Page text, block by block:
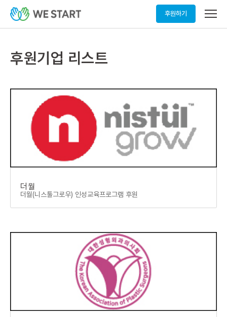
후원하기
메
열
후원기업 리스트
더월
더월(니스툴그로우) 인성교육프로그램 후원